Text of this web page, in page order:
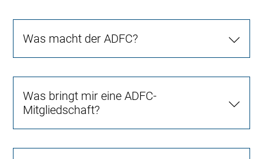
Was macht der ADFC?
Was bringt mir eine ADFC-
Mitgliedschaft?